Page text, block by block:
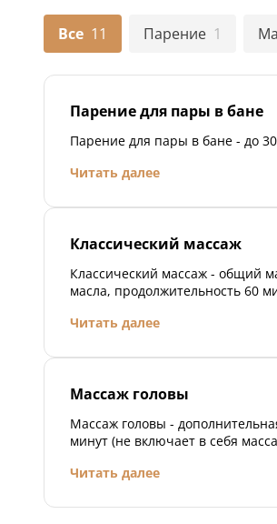
Все 11 Парение 1
Парение для пары в бане
Парение для пары в бане - до
Читать далее
Классический массаж
Классический массаж - общий
масла, продолжительность 60
Читать далее
Массаж головы
Массаж головы -
минут (не включает в себя
Читать далее